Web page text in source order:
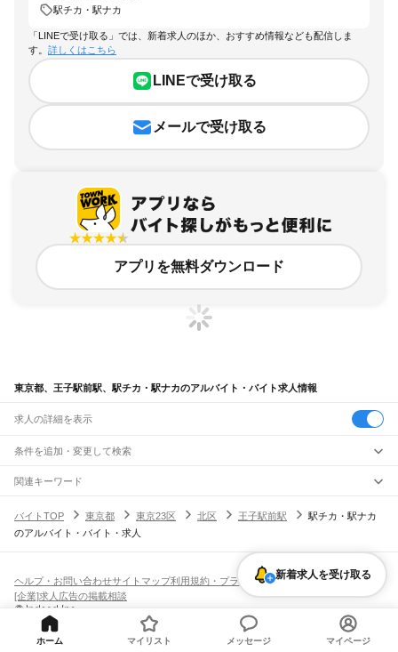
駅チカ・駅ナカ
「LINEで受け取る」では、新着求人のほか、おすすめ情報なども配信しま
す。 詳しくはこちら
LINEで受け取る
メールで受け取る
アプリを無料ダウンロード
東京都、王子駅前駅、駅チカ・駅ナカのアルバイト・バイト求人情報
求人の詳細を表示
条件を追加・変更して検索
市区町村を追加・変更
東京都すべて
東京23区 すべて
荒川区 板橋区
江戸川区
八王子市立川市武蔵野市
小平市
国分寺市 狛江市
東久留米市
多摩市 あきる野市 大島町利島村
新島村
三宅村 御蔵島村 青ヶ島村小笠原村
駅を追加・変更
JR山手線
大崎駅五反田駅目黒駅恵比寿駅 代々木駅新宿駅新大久保駅
上野駅
神田駅 新橋駅
高輪ゲートウェイ駅
品川駅
職種を追加・変更
飲食・フードサービスすべて
ホールスタッフキッチンスタッフ 精肉・鮮魚加工
パン屋（ベーカリー）
飲食店補助（開店・閉店準備）
飲食店（店長・マネージャー）
営業・販売
人気
日払いOK高校生歓迎
ピアスOK
オープニングスタッフ
留学生・外国人活躍中
勤務期間
雇用形態を追加・変更
アルバイト・パート
正社員
都道府県を変更
関連キーワード
バイトTOP
東京都 東京23区 北区 王子駅前駅
駅チカ・駅ナカ
のアルバイト・バイト・求人
新着求人を受け取る
ヘルプ・お問い合わせサイトマップ利用規約・プライバシーポリシー
[企業]求人広告の掲載相談
ホーム マイリスト メッセージ マイページ